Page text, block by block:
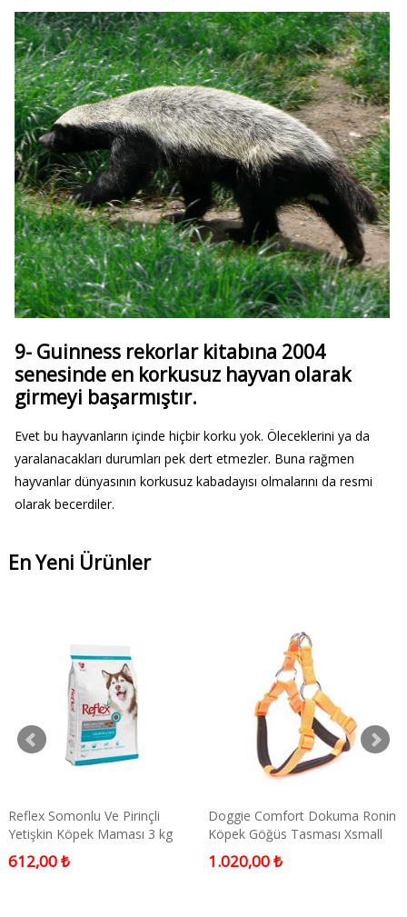
9- Guinness rekorlar kitabına 2004
senesinde en korkusuz hayvan olarak
girmeyi başarmıştır.
Evet bu hayvanların içinde hiçbir korku yok. Öleceklerini ya da
yaralanacakları durumları pek dert etmezler. Buna rağmen
hayvanlar dünyasının korkusuz kabadayısı olmalarını da resmi
olarak becerdiler.
En Yeni Ürünler
Reflex Somonlu Ve Pirinçli
Yetişkin Köpek Maması 3 kg
612,00 ₺
Doggie Comfort Dokuma Ronin
Köpek Göğüs Tasması Xsmall
Turuncu 1,5x35-45 Cm
1.020,00 ₺